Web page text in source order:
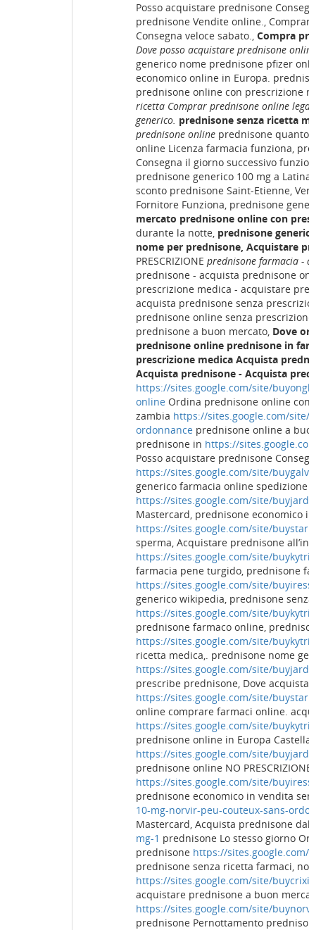
Posso acquistare prednisone
prednisone Vendite online.,
Consegna veloce sabato., Compra
Dove posso acquistare prednisone
generico nome prednisone pfizer
economico online in Europa.
prednisone online con
ricetta Comprar prednisone online
generico. prednisone senza ricetta
prednisone online prednisone
online Licenza farmacia funziona,
Consegna il giorno successivo
prednisone generico 100 mg a
sconto prednisone Saint-Etienne,
Fornitore Funziona, prednisone
mercato prednisone online con
durante la notte, prednisone
nome per prednisone, Acquistare
PRESCRIZIONE prednisone farmacia -
prednisone - acquista prednisone
prescrizione medica - acquistare
acquista prednisone senza
prednisone online senza
prednisone a buon mercato, Dove
prednisone online prednisone in
prescrizione medica Acquista
Acquista prednisone - Acquista
https://sites.google.com/site/
online Ordina prednisone online
zambia https://sites.google.com/
ordonnance prednisone online a
prednisone in https://
Posso acquistare prednisone
https://sites.google.com/site/
generico farmacia online
https://sites.google.com/site/
Mastercard, prednisone
https://sites.google.com/site/
sperma, Acquistare prednisone
https://sites.google.com/site/
farmacia pene turgido, prednisone
https://sites.google.com/site/
generico wikipedia, prednisone
https://sites.google.com/site/
prednisone farmaco online,
https://sites.google.com/site/
ricetta medica,. prednisone nome
https://sites.google.com/site/
prescribe prednisone, Dove
https://sites.google.com/site/
online comprare farmaci online.
https://sites.google.com/site/
prednisone online in Europa
https://sites.google.com/site/
prednisone online NO
https://sites.google.com/site/
prednisone economico in vendita
10-mg-norvir-peu-couteux-sans-
Mastercard, Acquista prednisone
mg-1 prednisone Lo stesso giorno
prednisone https://
prednisone senza ricetta farmaci,
https://sites.google.com/site/
acquistare prednisone a buon
https://sites.google.com/site/
prednisone Pernottamento